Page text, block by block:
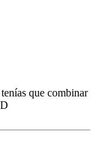
que combinar